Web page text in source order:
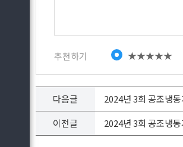
추천하기 ★★★★★
다음글
2024년 3회 공조냉
이전글
2024년 3회 공조냉